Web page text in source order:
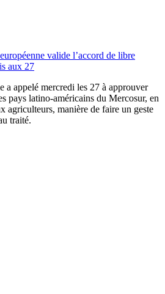
valide l’accord de libre
aux 27
a appelé mercredi les 27 à approuver
pays latino-américains du Mercosur, en
agriculteurs, manière de faire un geste
traité.